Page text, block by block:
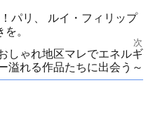
パリ、 ルイ・フィリップ
。
次
しゃれ地区マレでエネルギ
溢れる作品たちに出会う～